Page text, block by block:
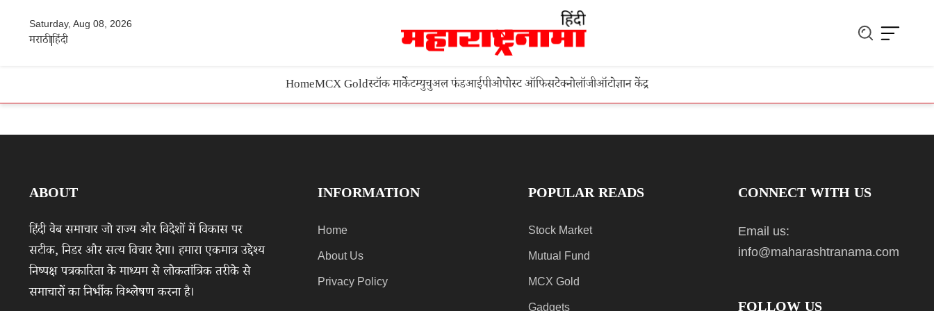
Saturday, Aug 08, 2026
मराठीहिंदी
HomeMCX Goldस्टॉक मार्केटम्युचुअल फंडआईपीओपोस्ट ऑफिसटेक्नोलॉजीऑटोज्ञान केंद्र
ABOUT
हिंदी वेब समाचार जो राज्य और विदेशों में विकास पर
सटीक, निडर और सत्य विचार देगा। हमारा एकमात्र उद्देश्य
निष्पक्ष पत्रकारिता के माध्यम से लोकतांत्रिक तरीके से
समाचारों का निर्भीक विश्लेषण करना है।
INFORMATION
Home
About Us
Privacy Policy
POPULAR READS
Stock Market
Mutual Fund
MCX Gold
Gadgets
CONNECT WITH US
Email us:
info@maharashtranama.com